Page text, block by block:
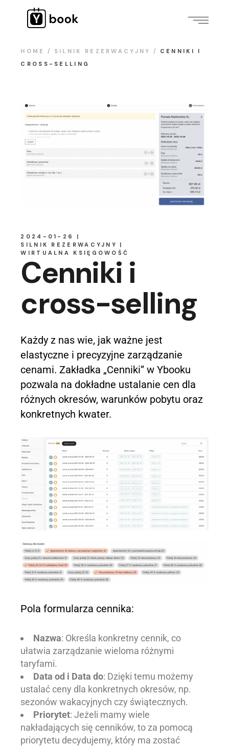
HOME SILNIK REZERWACYJNY
CENNIKI I
CROSS-SELLING
2024-01-26
SILNIK REZERWACYJNY
WIRTUALNA KSIĘGOWOŚĆ
Cenniki i
cross-selling
Każdy z nas wie, jak ważne jest
elastyczne i precyzyjne zarządzanie
cenami. Zakładka „Cenniki” w Ybooku
pozwala na dokładne ustalanie cen dla
różnych okresów, warunków pobytu oraz
konkretnych kwater.
Pola formularza cennika:
Nazwa: Określa konkretny cennik, co
ułatwia zarządzanie wieloma różnymi
taryfami.
Data od i Data do: Dzięki temu możemy
ustalać ceny dla konkretnych okresów, np.
sezonów wakacyjnych czy świątecznych.
Priorytet: Jeżeli mamy wiele
nakładających się cenników, to za pomocą
priorytetu decydujemy, który ma zostać